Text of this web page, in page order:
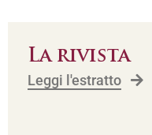
La rivista
Leggi l'estratto